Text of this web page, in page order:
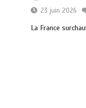
23 juin 2026
La France